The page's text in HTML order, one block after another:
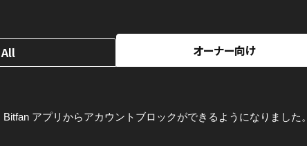
All オーナー向け
Bitfan アプリからアカウントブロックができるようになりました。